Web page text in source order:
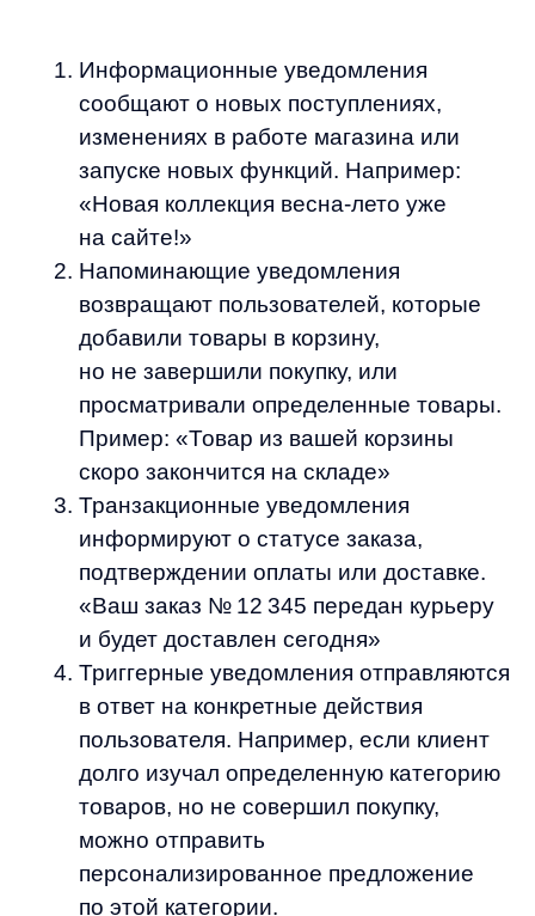
Геолокационные уведомления
используют данные о местоположении
пользователя для отправки
релевантных предложений.
«В магазине рядом с вами появились
товары из вашего wishlist»
Срочные уведомления создают
ощущение дефицита времени
и стимулируют к быстрым действиям:
«Распродажа заканчивается через 3
часа! Успейте оформить заказ
со скидкой 30%»
Эффективный eCommerce-маркетинг
предполагает комбинирование различных
типов уведомлений в зависимости от стадии
воронки продаж и поведения пользователя.
Как создать эффективную
стратегию push-уведомлений
Разработка стратегии push-уведомлений
начинается с сегментации аудитории.
Используйте данные о поведении
пользователей для создания групп
по интересам, частоте покупок, среднему
чеку и другим параметрам. AI-решения
от Any позволяют автоматизировать этот
процесс, выявляя неочевидные паттерны